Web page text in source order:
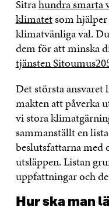
Sitrahundra smarta
klimatetsom hjälper
klimatvänliga val.
dem för att minska
tjänsten
Det största ansvaret
makten att påverka
vi stora
sammanställt en
beslutsfattarna med
utsläppen. Listan
uppfattningar och
Hur ska man